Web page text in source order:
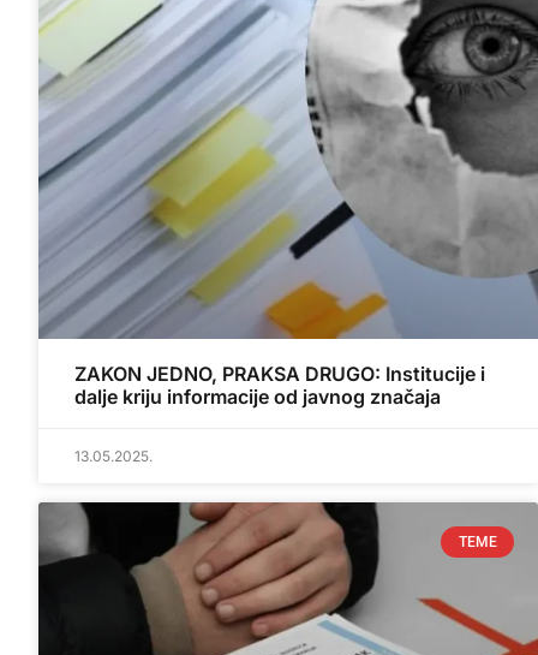
ZAKON JEDNO, PRAKSA DRUGO: Institucije i
dalje kriju informacije od javnog značaja
13.05.2025.
TEME